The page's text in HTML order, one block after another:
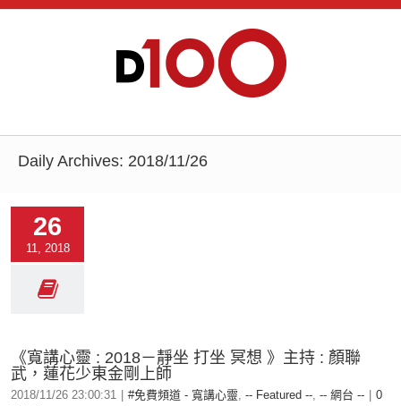
Daily Archives: 2018/11/26
26
11, 2018
《寬講心靈 : 2018－靜坐 打坐 冥想 》主持 : 顏聯
武，蓮花少東金剛上師
2018/11/26 23:00:31 #免費頻道 - 寬講心靈, -- Featured --, -- 網台 --
0